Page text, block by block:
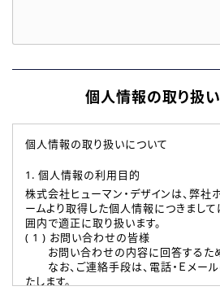
個人情報の取り扱
個人情報の取り扱いについて
1. 個人情報の利用目的
株式会社ヒューマン・デザインは、弊
ームより取得した個人情報につきまし
囲内で適正に取り扱います。
( 1 ) お問い合わせの皆様
お問い合わせの内容に回答するため
なお、ご連絡手段は、電話・Ｅメー
たします。